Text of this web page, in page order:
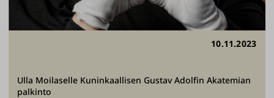
10.11.2023
Ulla Moilaselle Kuninkaallisen Gustav Adolfin Akatemian
palkinto